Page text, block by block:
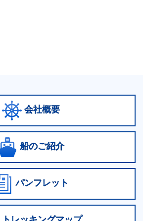
会社概要
船のご紹介
パンフレット